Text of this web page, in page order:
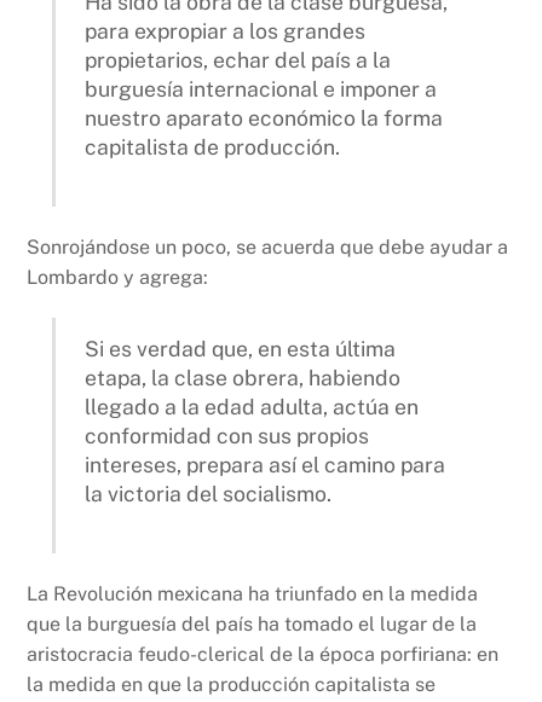
para expropiar a los grandes
propietarios, echar del país a la
burguesía internacional e imponer a
nuestro aparato económico la forma
capitalista de producción.
Sonrojándose un poco, se acuerda que debe ayudar a
Lombardo y agrega:
Si es verdad que, en esta última
etapa, la clase obrera, habiendo
llegado a la edad adulta, actúa en
conformidad con sus propios
intereses, prepara así el camino para
la victoria del socialismo.
La Revolución mexicana ha triunfado en la medida
que la burguesía del país ha tomado el lugar de la
aristocracia feudo-clerical de la época porfiriana: en
la medida en que la producción capitalista se